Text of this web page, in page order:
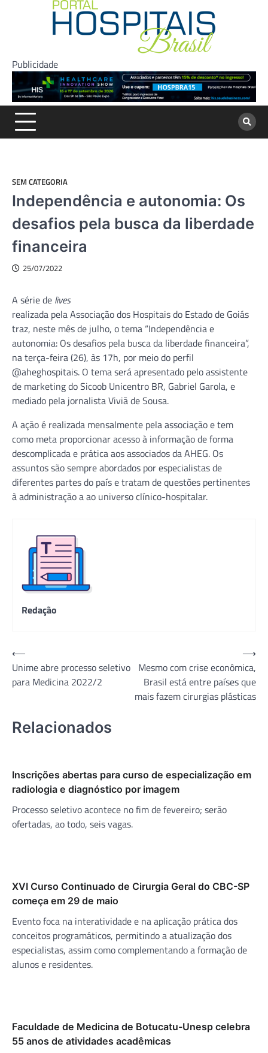
Publicidade
SEM CATEGORIA
Independência e autonomia: Os
desafios pela busca da liberdade
financeira
25/07/2022
A série de lives
realizada pela Associação dos Hospitais do Estado de Goiás
traz, neste mês de julho, o tema “Independência e
autonomia: Os desafios pela busca da liberdade financeira”,
na terça-feira (26), às 17h, por meio do perfil
@aheghospitais. O tema será apresentado pelo assistente
de marketing do Sicoob Unicentro BR, Gabriel Garola, e
mediado pela jornalista Viviã de Sousa.
A ação é realizada mensalmente pela associação e tem
como meta proporcionar acesso à informação de forma
descomplicada e prática aos associados da AHEG. Os
assuntos são sempre abordados por especialistas de
diferentes partes do país e tratam de questões pertinentes
à administração a ao universo clínico-hospitalar.
Redação
Navegação
de
Post
⟵
Unime abre processo seletivo
para Medicina 2022/2
Mesmo com crise econômica,
Brasil está entre países que
mais fazem cirurgias plásticas
⟶
Relacionados
Inscrições abertas para curso de especialização em
radiologia e diagnóstico por imagem
Processo seletivo acontece no fim de fevereiro; serão
ofertadas, ao todo, seis vagas.
XVI Curso Continuado de Cirurgia Geral do CBC-SP
começa em 29 de maio
Evento foca na interatividade e na aplicação prática dos
conceitos programáticos, permitindo a atualização dos
especialistas, assim como complementando a formação de
alunos e residentes.
Faculdade de Medicina de Botucatu-Unesp celebra
55 anos de atividades acadêmicas